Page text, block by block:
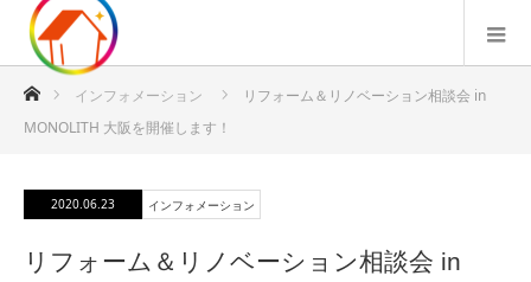
ホーム インフォメーション
リフォーム＆リノベーション相談会 in
MONOLITH 大阪を開催します！
2020.06.23 インフォメーション
リフォーム＆リノベーション相談会 in